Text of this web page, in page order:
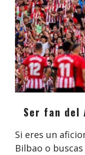
Ser fan del
Si eres un
Bilbao o